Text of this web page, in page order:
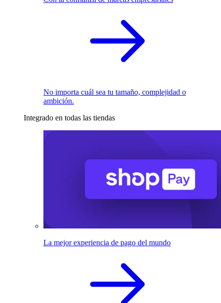
No importa cuál sea tu tamaño, complejidad o
ambición.
Integrado en todas las tiendas
La mejor experiencia de pago del mundo